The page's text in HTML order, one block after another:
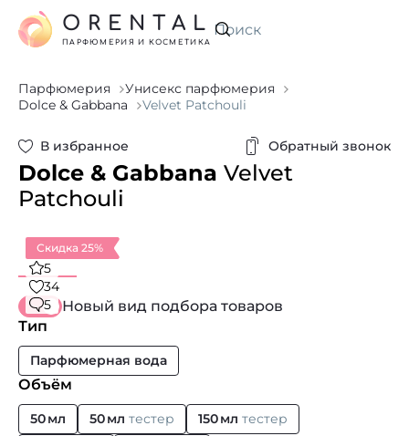
Искать
ORENTAL
ПАРФЮМЕРИЯ И КОСМЕТИКА
Парфюмерия
Унисекс парфюмерия
Dolce & Gabbana
Velvet Patchouli
В избранное Обратный звонок
Dolce & Gabbana Velvet
Patchouli
Скидка 25%
5
34
5
Новый вид подбора товаров
Тип
Парфюмерная вода
Объём
50 мл 50 мл тестер 150 мл тестер